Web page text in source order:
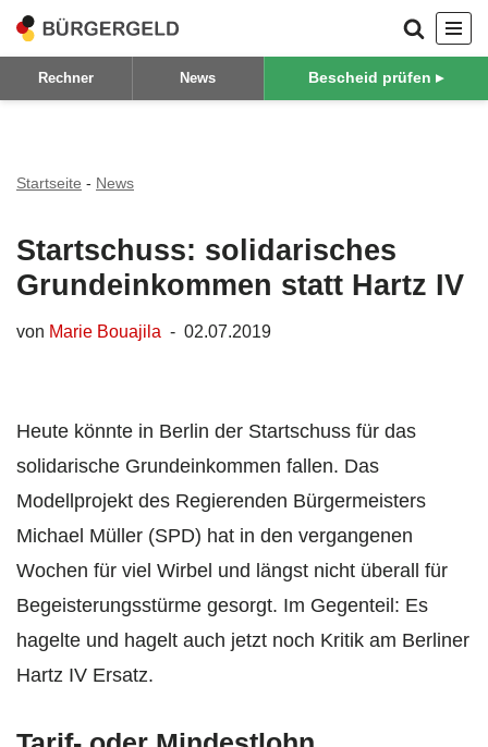
Zum
Inhalt
Rechner News Bescheid prüfen ▸
Startseite - News
Startschuss: solidarisches
Grundeinkommen statt Hartz IV
von Marie Bouajila 02.07.2019
Heute könnte in Berlin der Startschuss für das
solidarische Grundeinkommen fallen. Das
Modellprojekt des Regierenden Bürgermeisters
Michael Müller (SPD) hat in den vergangenen
Wochen für viel Wirbel und längst nicht überall für
Begeisterungsstürme gesorgt. Im Gegenteil: Es
hagelte und hagelt auch jetzt noch Kritik am Berliner
Hartz IV Ersatz.